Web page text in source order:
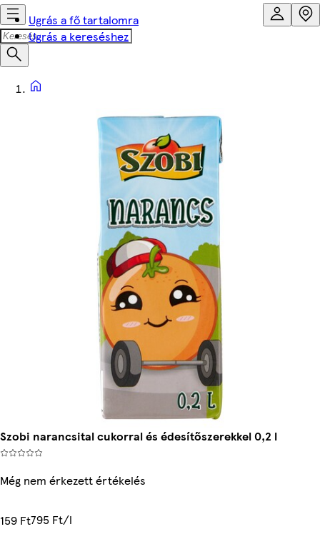
Ugrás a fő tartalomra
Ugrás a kereséshez
Szobi narancsital cukorral és édesítőszerekkel 0,2 l
Még nem érkezett értékelés
159 Ft795 Ft/l